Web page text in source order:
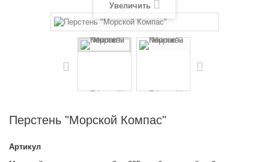
Увеличить
Перстень "Морской Компас"
Артикул